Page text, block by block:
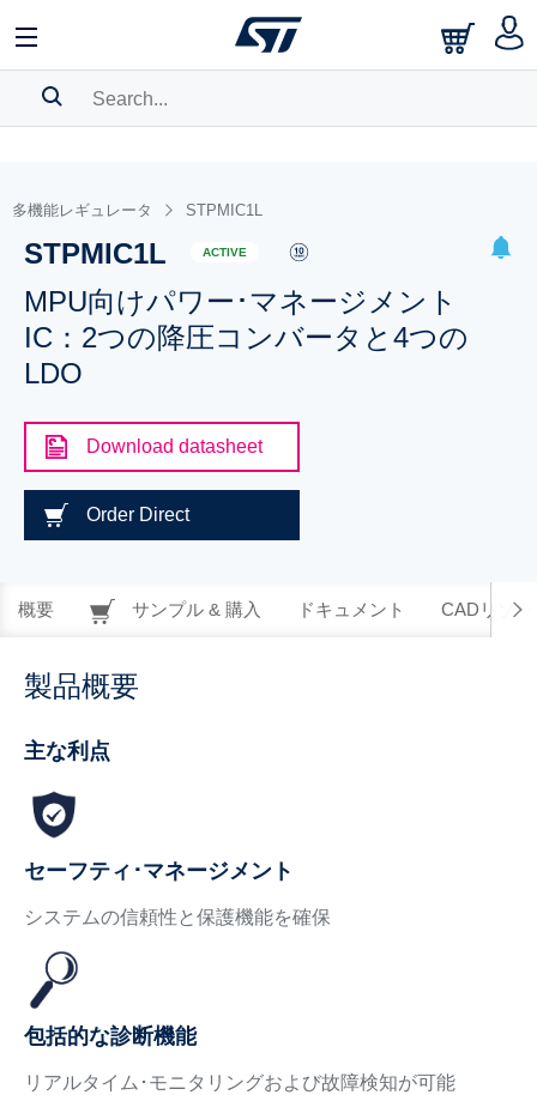
BOOKMARK
Pleaselog into show your saved searches.
多機能レギュレータ STPMIC1L
STPMIC1L ACTIVE
MPU向けパワー･マネージメント
IC：2つの降圧コンバータと4つの
LDO
Download datasheet
Order Direct
概要 サンプル & 購入 ドキュメント CADリソー
製品概要
主な利点
セーフティ･マネージメント
システムの信頼性と保護機能を確保
包括的な診断機能
リアルタイム･モニタリングおよび故障検知が可能